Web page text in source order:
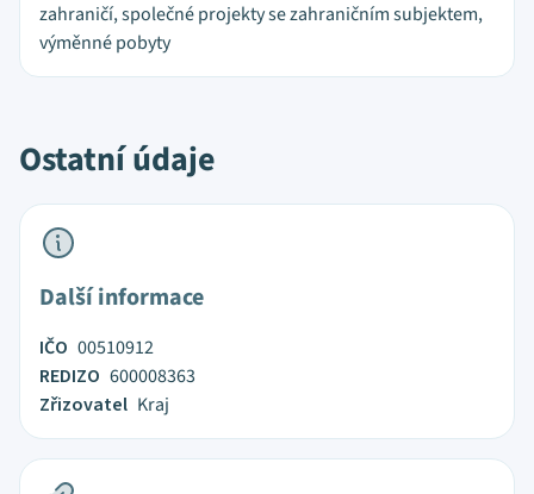
zahraničí, společné projekty se zahraničním subjektem,
výměnné pobyty
Ostatní údaje
Další informace
IČO 00510912
REDIZO 600008363
Zřizovatel Kraj